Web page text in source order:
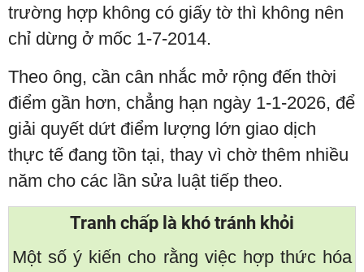
trường hợp không có giấy tờ thì không nên
chỉ dừng ở mốc 1-7-2014.
Theo ông, cần cân nhắc mở rộng đến thời
điểm gần hơn, chẳng hạn ngày 1-1-2026, để
giải quyết dứt điểm lượng lớn giao dịch
thực tế đang tồn tại, thay vì chờ thêm nhiều
năm cho các lần sửa luật tiếp theo.
Tranh chấp là khó tránh khỏi
Một số ý kiến cho rằng việc hợp thức hóa